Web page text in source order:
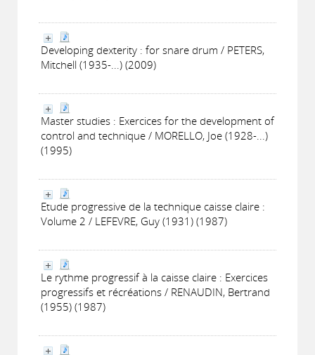
Developing dexterity : for snare drum / PETERS,
Mitchell (1935-...) (2009)
Master studies : Exercices for the development of
control and technique / MORELLO, Joe (1928-...)
(1995)
Etude progressive de la technique caisse claire :
Volume 2 / LEFEVRE, Guy (1931) (1987)
Le rythme progressif à la caisse claire : Exercices
progressifs et récréations / RENAUDIN, Bertrand
(1955) (1987)